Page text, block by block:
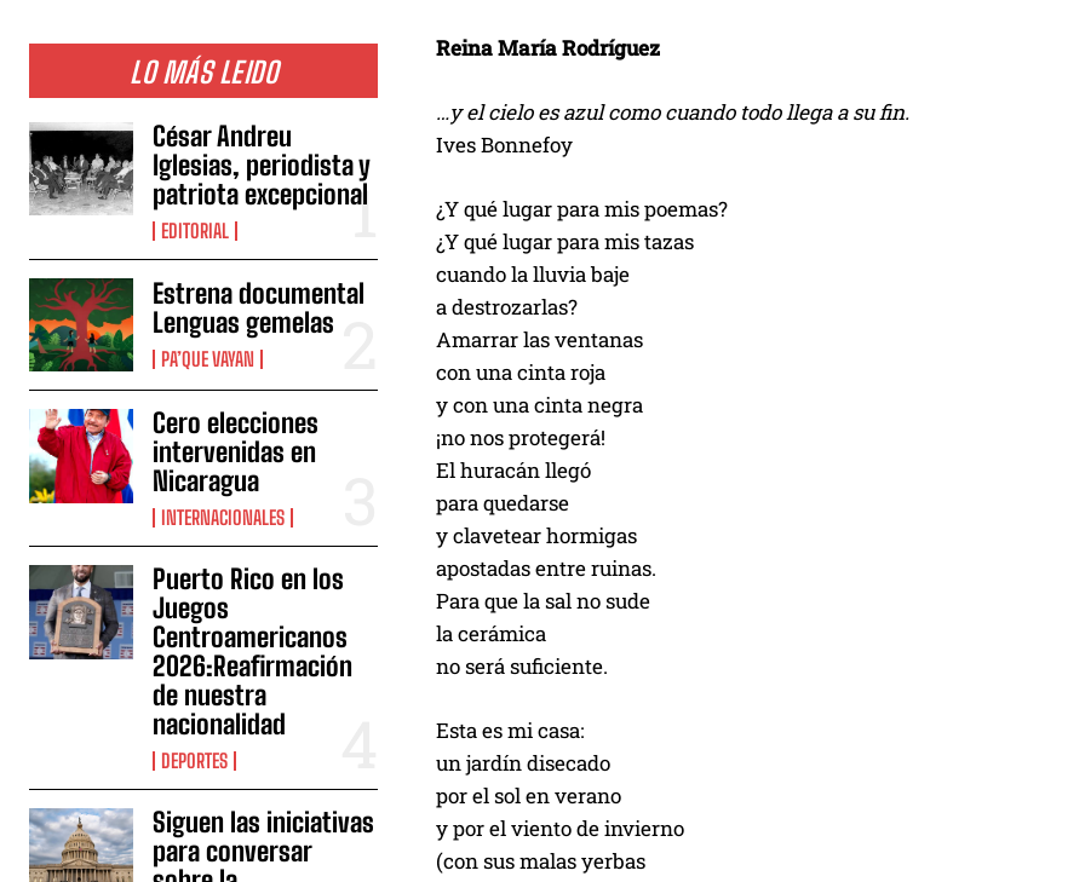
LO MÁS LEIDO
César Andreu
Iglesias, periodista y
patriota excepcional
EDITORIAL
Estrena documental
Lenguas gemelas
PA’QUE VAYAN
Cero elecciones
intervenidas en
Nicaragua
INTERNACIONALES
Puerto Rico en los
Juegos
Centroamericanos
2026:Reafirmación
de nuestra
nacionalidad
DEPORTES
Siguen las iniciativas
para conversar
Reina María Rodríguez
…y el cielo es azul como cuando todo llega a su fin.
Ives Bonnefoy
¿Y qué lugar para mis poemas?
¿Y qué lugar para mis tazas
cuando la lluvia baje
a destrozarlas?
Amarrar las ventanas
con una cinta roja
y con una cinta negra
¡no nos protegerá!
El huracán llegó
para quedarse
y clavetear hormigas
apostadas entre ruinas.
Para que la sal no sude
la cerámica
no será suficiente.
Esta es mi casa:
un jardín disecado
por el sol en verano
y por el viento de invierno
(con sus malas yerbas